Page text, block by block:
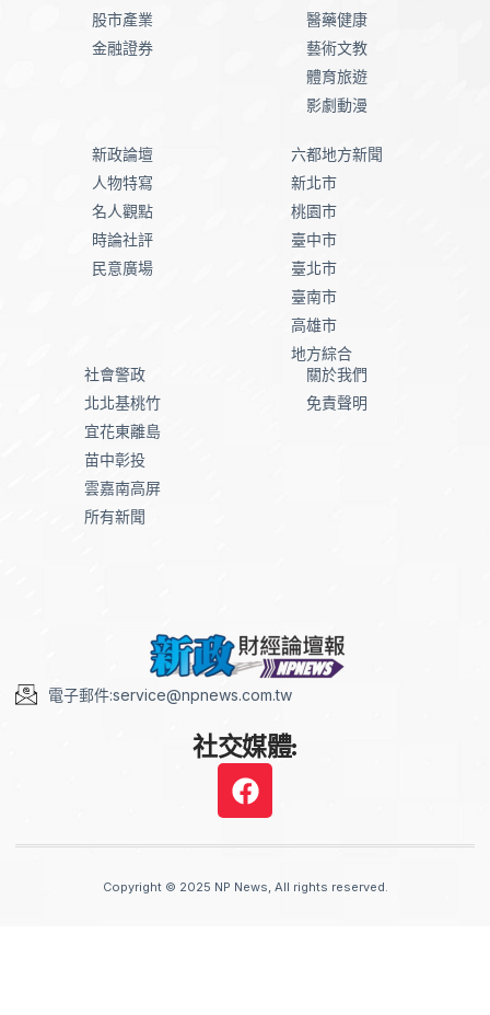
股市產業
金融證券
醫藥健康
藝術文教
體育旅遊
影劇動漫
新政論壇
人物特寫
名人觀點
時論社評
民意廣場
六都地方新聞
新北市
桃園市
臺中市
臺北市
臺南市
高雄市
地方綜合
社會警政
北北基桃竹
宜花東離島
苗中彰投
雲嘉南高屏
所有新聞
關於我們
免責聲明
電子郵件:service@npnews.com.tw
社交媒體:
Copyright © 2025 NP News, All rights reserved.